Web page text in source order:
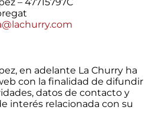
en adelante La Churry ha
con la finalidad de difundir
datos de contacto y
interés relacionada con su